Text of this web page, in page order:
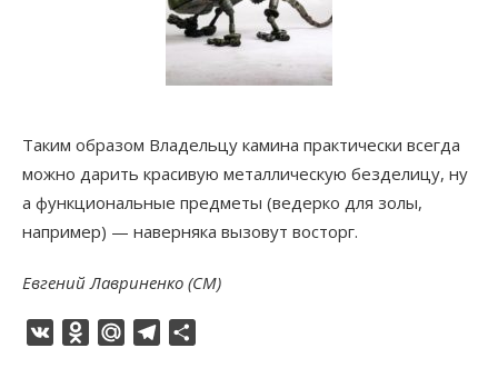
Таким образом Владельцу камина практически всегда
можно дарить красивую металлическую безделицу, ну
а функциональные предметы (ведерко для золы,
например) — наверняка вызовут восторг.
Евгений Лавриненко (СМ)
VK Odnoklassniki
Mail.RuTelegram